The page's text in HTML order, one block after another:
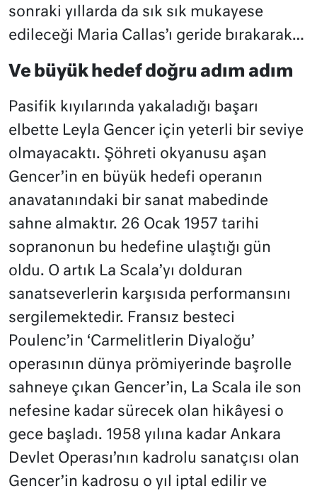
sonraki yıllarda da sık sık mukayese
edileceği Maria Callas’ı geride bırakarak…
Ve büyük hedef doğru adım adım
Pasifik kıyılarında yakaladığı başarı
elbette Leyla Gencer için yeterli bir seviye
olmayacaktı. Şöhreti okyanusu aşan
Gencer’in en büyük hedefi operanın
anavatanındaki bir sanat mabedinde
sahne almaktır. 26 Ocak 1957 tarihi
sopranonun bu hedefine ulaştığı gün
oldu. O artık La Scala’yı dolduran
sanatseverlerin karşısıda performansını
sergilemektedir. Fransız besteci
Poulenc’in ‘Carmelitlerin Diyaloğu’
operasının dünya prömiyerinde başrolle
sahneye çıkan Gencer’in, La Scala ile son
nefesine kadar sürecek olan hikâyesi o
gece başladı. 1958 yılına kadar Ankara
Devlet Operası’nın kadrolu sanatçısı olan
Gencer’in kadrosu o yıl iptal edilir ve